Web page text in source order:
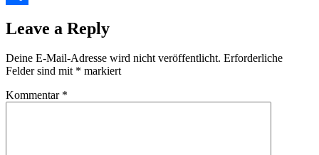
Leave a Reply
Deine E-Mail-Adresse wird nicht veröffentlicht. Erforderliche
Felder sind mit * markiert
Kommentar *